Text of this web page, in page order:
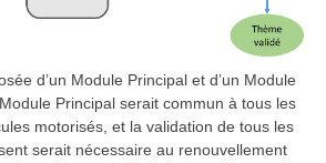
d’un Module Principal et d’un Module
Principal serait commun à tous les
motorisés, et la validation de tous les
serait nécessaire au renouvellement